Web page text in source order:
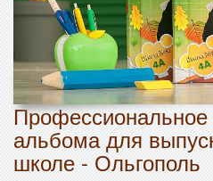
Профессиональное
альбома для
школе - Ольгополь